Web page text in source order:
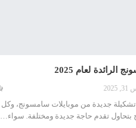
لعام 2025
معاه تشكيلة جديدة من موبايلات سامسونج، وكل
تقدم حاجة جديدة ومختلفة. سواء…